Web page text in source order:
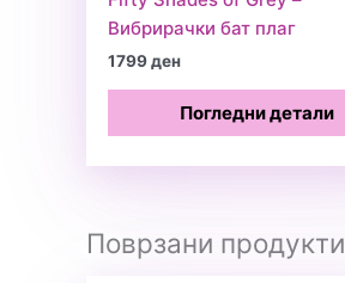
Вибрирачки бат плаг
1799ден
Погледни детали
Поврзани продукти